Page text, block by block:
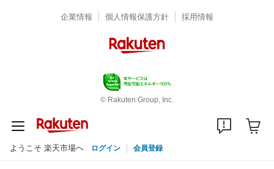
企業情報 個人情報保護方針 採用情報
© Rakuten Group, Inc.
ようこそ 楽天市場へ ログイン 会員登録